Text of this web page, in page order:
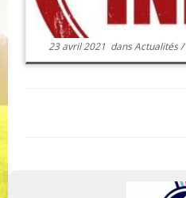
23 avril 2021 dansActualités/